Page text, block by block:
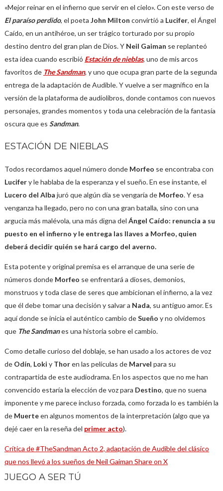
«Mejor reinar en el infierno que servir en el cielo». Con este verso de
El paraíso perdido, el poeta John Milton convirtió a Lucifer, el Ángel
Caído, en un antihéroe, un ser trágico torturado por su propio
destino dentro del gran plan de Dios. Y Neil Gaiman se replanteó
esta idea cuando escribió Estación de nieblas, uno de mis arcos
favoritos de The Sandman, y uno que ocupa gran parte de la segunda
entrega de la adaptación de Audible. Y vuelve a ser magnífico en la
versión de la plataforma de audiolibros, donde contamos con nuevos
personajes, grandes momentos y toda una celebración de la fantasía
oscura que es Sandman.
ESTACIÓN DE NIEBLAS
Todos recordamos aquel número donde Morfeo se encontraba con
Lucifery le hablaba de la esperanza y el sueño. En ese instante, el
Lucero del Alba juró que algún día se vengaría de Morfeo. Y esa
venganza ha llegado, pero no con una gran batalla, sino con una
argucia más malévola, una más digna del Ángel Caído: renuncia a su
puesto en el infierno y le entrega las llaves a Morfeo, quien
deberá decidir quién se hará cargo del averno.
Esta potente y original premisa es el arranque de una serie de
números donde Morfeo se enfrentará a dioses, demonios,
monstruos y toda clase de seres que ambicionan el infierno, a la vez
que él debe tomar una decisión y salvar a Nada, su antiguo amor. Es
aquí donde se inicia el auténtico cambio deSueño y no olvidemos
queThe Sandmanes una historia sobre el cambio.
Como detalle curioso del doblaje, se han usado a los actores de voz
de Odín, Loki y Thoren las películas de Marvel para su
contrapartida de este audiodrama. En los aspectos que no me han
convencido estaría la elección de voz para Destino, que no suena
imponente y me parece incluso forzada, como forzada lo es también la
de Muerteen algunos momentos de la interpretación (algo que ya
dejé caer en la reseña del primer acto).
Crítica de #TheSandman Acto 2, adaptación de Audible del clásico
que nos llevó a los sueños de Neil Gaiman Share on X
JUEGO A SER TÚ